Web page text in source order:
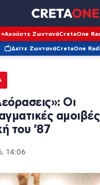
Ακούστε ΖωντανάCretaOne
Δείτε ΖωντανάCretaOne
Οι
του ’87
14:06